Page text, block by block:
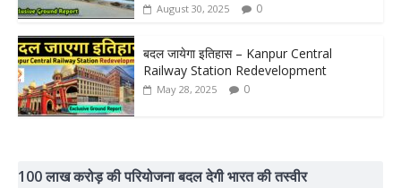
August 30, 2025 0
बदल जायेगा इतिहास – Kanpur Central
Railway Station Redevelopment
May 28, 2025 0
100 लाख करोड़ की परियोजना बदल देगी भारत की तस्वीर